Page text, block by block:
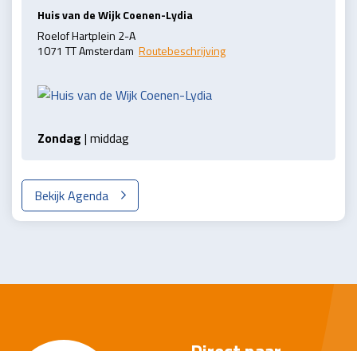
Huis van de Wijk Coenen-Lydia
Roelof Hartplein 2-A
1071 TT Amsterdam Routebeschrijving
Zondag | middag
Bekijk Agenda